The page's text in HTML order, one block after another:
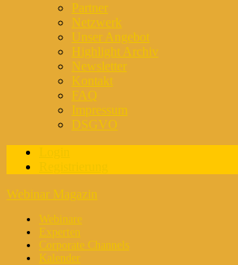
Partner
Netzwerk
Unser Angebot
Highlight Archiv
Newsletter
Kontakt
FAQ
Impressum
DSGVO
Webinar Magazin
Webinare
Experten
Corporate Channels
Kalender